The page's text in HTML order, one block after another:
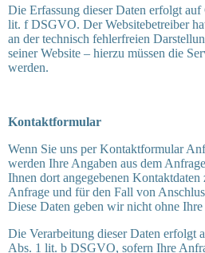
Die Erfassung dieser Daten erfolgt
lit. f DSGVO. Der Websitebetreiber
an der technisch fehlerfreien
seiner Website – hierzu müssen die
werden.
Kontaktformular
Wenn Sie uns per Kontaktformular
werden Ihre Angaben aus dem
Ihnen dort angegebenen
Anfrage und für den Fall von
Diese Daten geben wir nicht ohne
Die Verarbeitung dieser Daten erfolgt
Abs. 1 lit. b DSGVO, sofern Ihre